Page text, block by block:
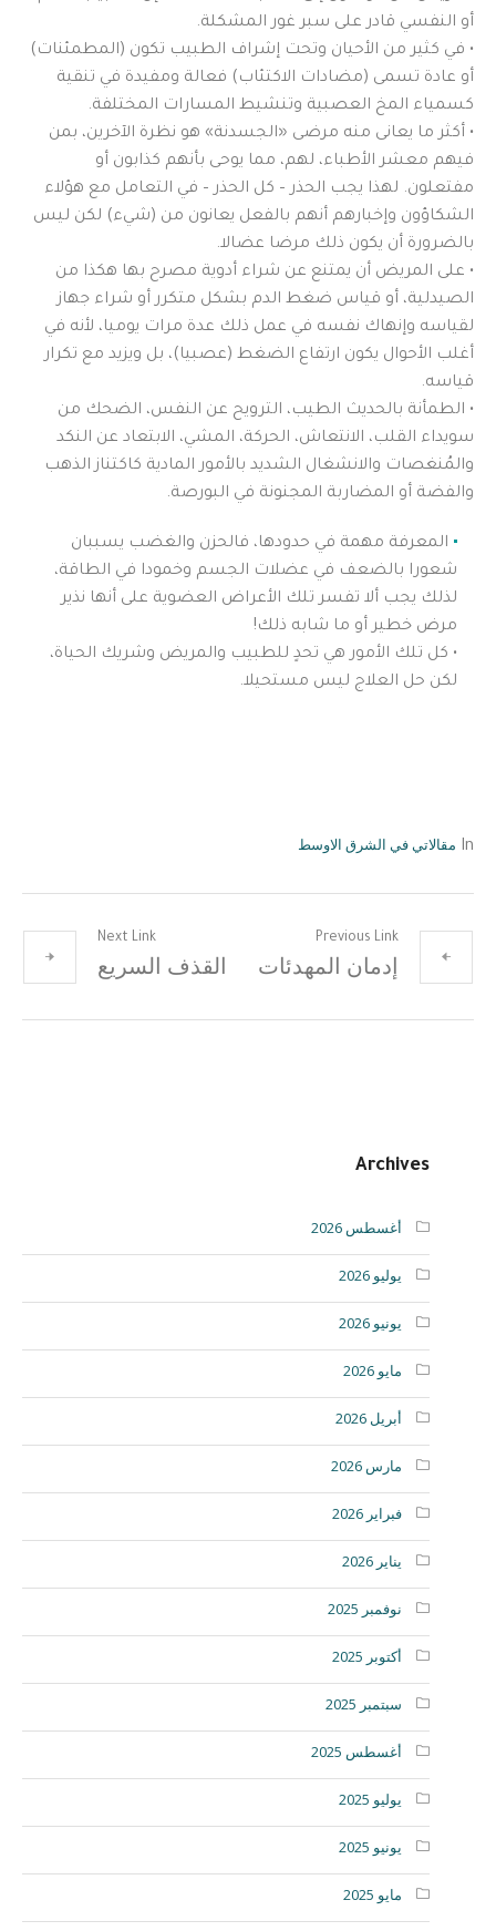
أو النفسي قادر على سبر غور المشكلة.
• في كثير من الأحيان وتحت إشراف الطبيب تكون (المطمئنات)
أو عادة تسمى (مضادات الاكتئاب) فعالة ومفيدة في تنقية
كسمياء المخ العصبية وتنشيط المسارات المختلفة.
• أكثر ما يعانى منه مرضى «الجسدنة» هو نظرة الآخرين، بمن
فيهم معشر الأطباء، لهم، مما يوحى بأنهم كذابون أو
مفتعلون. لهذا يجب الحذر – كل الحذر – في التعامل مع هؤلاء
الشكاؤون وإخبارهم أنهم بالفعل يعانون من (شيء) لكن ليس
بالضرورة أن يكون ذلك مرضا عضالا.
• على المريض أن يمتنع عن شراء أدوية مصرح بها هكذا من
الصيدلية، أو قياس ضغط الدم بشكل متكرر أو شراء جهاز
لقياسه وإنهاك نفسه في عمل ذلك عدة مرات يوميا، لأنه في
أغلب الأحوال يكون ارتفاع الضغط (عصبيا)، بل ويزيد مع تكرار
قياسه.
• الطمأنة بالحديث الطيب، الترويح عن النفس، الضحك من
سويداء القلب، الانتعاش، الحركة، المشي، الابتعاد عن النكد
والمُنغصات والانشغال الشديد بالأمور المادية كاكتناز الذهب
والفضة أو المضاربة المجنونة في البورصة.
المعرفة مهمة في حدودها، فالحزن والغضب يسببان
شعورا بالضعف في عضلات الجسم وخمودا في الطاقة،
لذلك يجب ألا تفسر تلك الأعراض العضوية على أنها نذير
مرض خطير أو ما شابه ذلك!
• كل تلك الأمور هي تحدٍ للطبيب والمريض وشريك الحياة،
لكن حل العلاج ليس مستحيلا.
In مقالاتي في الشرق الاوسط
Previous Link
إدمان المهدئات
Next Link
القذف السريع
Archives
أغسطس 2026
يوليو 2026
يونيو 2026
مايو 2026
أبريل 2026
مارس 2026
فبراير 2026
يناير 2026
نوفمبر 2025
أكتوبر 2025
سبتمبر 2025
أغسطس 2025
يوليو 2025
يونيو 2025
مايو 2025